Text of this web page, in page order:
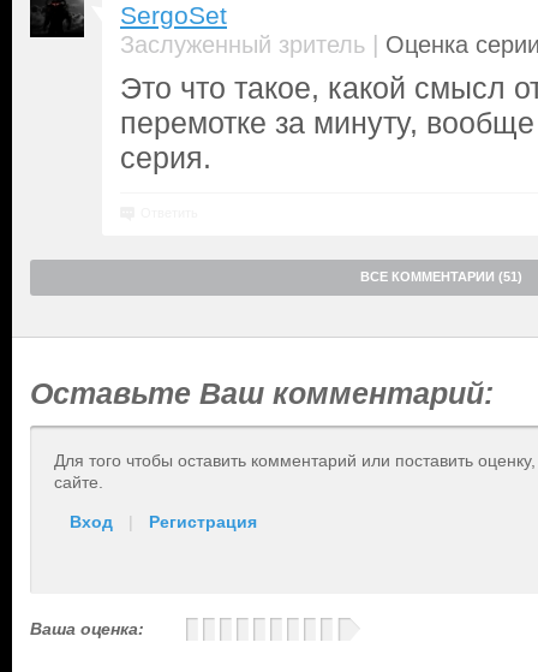
SergoSet
Заслуженный зритель | Оценка
Это что такое, какой смысл
перемотке за минуту,
серия.
ВСЕ КОММЕНТАРИИ (51)
Оставьте Ваш комментарий:
Для того чтобы оставить комментарий или поставить
сайте.
Вход | Регистрация
Ваша оценка: